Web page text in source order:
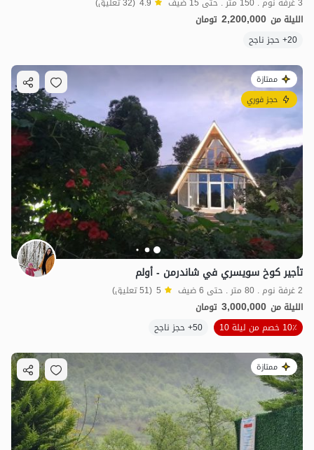
الليلة من 2,200,000 تومان
20+ حجز ناجح
ممتازة
حجز فوري
تأجير كوخ سويسري في شاندرمن - أولم
2 غرفة نوم . 80 متر . حتى 6 ضيف 5 (51 تعليق)
الليلة من 3,000,000 تومان
10٪ خصم من ليلة 10
50+ حجز ناجح
ممتازة